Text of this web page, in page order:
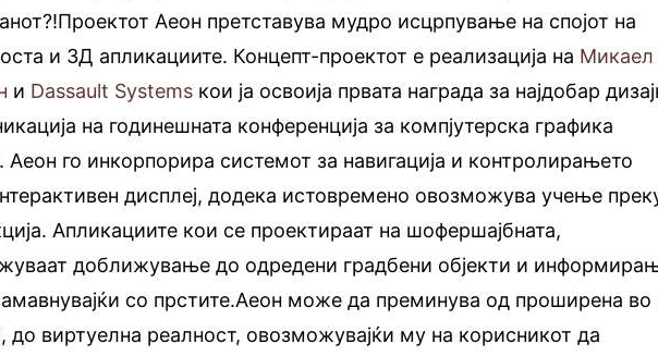
Аеон претставува мудро исцрпување на спојот на
и 3Д апликациите. Концепт-проектот е реализација на Микаел
и Dassault Systems кои ја освоија првата награда за најдобар
на годинешната конференција за компјутерска графика
Аеон го инкорпорира системот за навигација и контролирањето
дисплеј, додека истовремено овозможува учење
Апликациите кои се проектираат на шофершајбната,
доближување до одредени градбени објекти и
со прстите.Аеон може да преминува од проширена во
до виртуелна реалност, овозможувајќи му на корисникот да